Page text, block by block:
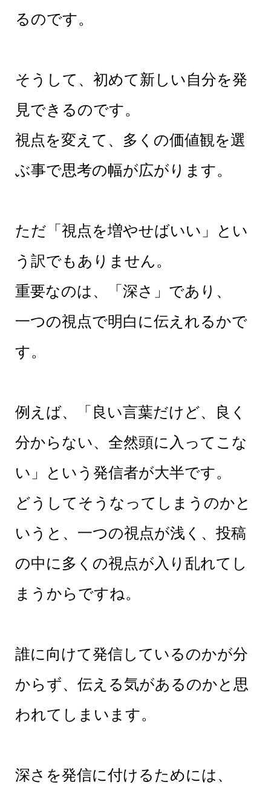
るのです。
そうして、初めて新しい自分を発
見できるのです。
視点を変えて、多くの価値観を選
ぶ事で思考の幅が広がります。
ただ「視点を増やせばいい」とい
う訳でもありません。
重要なのは、「深さ」であり、
一つの視点で明白に伝えれるかで
す。
例えば、「良い言葉だけど、良く
分からない、全然頭に入ってこな
い」という発信者が大半です。
どうしてそうなってしまうのかと
いうと、一つの視点が浅く、投稿
の中に多くの視点が入り乱れてし
まうからですね。
誰に向けて発信しているのかが分
からず、伝える気があるのかと思
われてしまいます。
深さを発信に付けるためには、